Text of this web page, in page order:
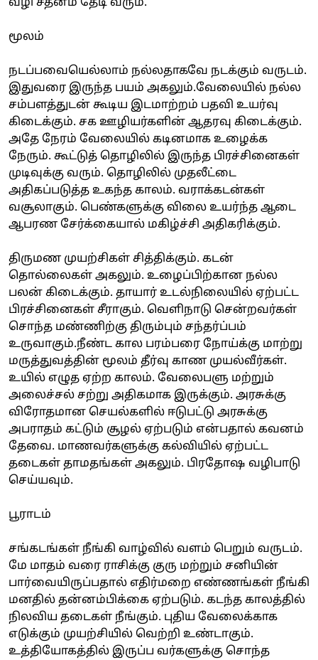
மூலம்
நடப்பவையெல்லாம் நல்லதாகவே நடக்கும் வருடம்.
இதுவரை இருந்த பயம் அகலும்.வேலையில் நல்ல
சம்பளத்துடன் கூடிய இடமாற்றம் பதவி உயர்வு
கிடைக்கும். சக ஊழியர்களின் ஆதரவு கிடைக்கும்.
அதே நேரம் வேலையில் கடினமாக உழைக்க
நேரும். கூட்டுத் தொழிலில் இருந்த பிரச்சினைகள்
முடிவுக்கு வரும். தொழிலில் முதலீட்டை
அதிகப்படுத்த உகந்த காலம். வராக்கடன்கள்
வசூலாகும். பெண்களுக்கு விலை உயர்ந்த ஆடை
ஆபரண சேர்க்கையால் மகிழ்ச்சி அதிகரிக்கும்.
திருமண முயற்சிகள் சித்திக்கும். கடன்
தொல்லைகள் அகலும். உழைப்பிற்கான நல்ல
பலன் கிடைக்கும். தாயார் உடல்நிலையில் ஏற்பட்ட
பிரச்சினைகள் சீராகும். வெளிநாடு சென்றவர்கள்
சொந்த மண்ணிற்கு திரும்பும் சந்தர்ப்பம்
உருவாகும்.நீண்ட கால பரம்பரை நோய்க்கு மாற்று
மருத்துவத்தின் மூலம் தீர்வு காண முயல்வீர்கள்.
உயில் எழுத ஏற்ற காலம். வேலைபளு மற்றும்
அலைச்சல் சற்று அதிகமாக இருக்கும். அரசுக்கு
விரோதமான செயல்களில் ஈடுபட்டு அரசுக்கு
அபராதம் கட்டும் சூழல் ஏற்படும் என்பதால் கவனம்
தேவை. மாணவர்களுக்கு கல்வியில் ஏற்பட்ட
தடைகள் தாமதங்கள் அகலும். பிரதோஷ வழிபாடு
செய்யவும்.
பூராடம்
சங்கடங்கள் நீங்கி வாழ்வில் வளம் பெறும் வருடம்.
மே மாதம் வரை ராசிக்கு குரு மற்றும் சனியின்
பார்வையிருப்பதால் எதிர்மறை எண்ணங்கள் நீங்கி
மனதில் தன்னம்பிக்கை ஏற்படும். கடந்த காலத்தில்
நிலவிய தடைகள் நீங்கும். புதிய வேலைக்காக
எடுக்கும் முயற்சியில் வெற்றி உண்டாகும்.
உத்தியோகத்தில் இருப்ப வர்களுக்கு சொந்த